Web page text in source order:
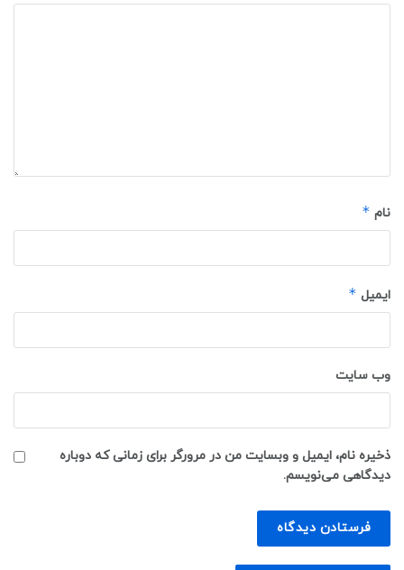
نام *
ایمیل *
وب‌ سایت
ذخیره نام، ایمیل و وبسایت من در مرورگر برای زمانی که دوباره
دیدگاهی می‌نویسم.